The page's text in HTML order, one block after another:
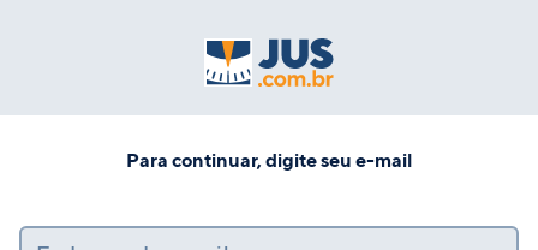
Para continuar, digite seu e-mail